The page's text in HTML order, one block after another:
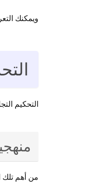
ويمكنك
التحكيم
من أهم تلك